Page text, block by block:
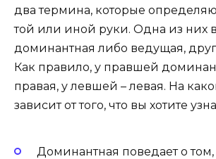
два термина, которые
той или иной руки. Одна из них
доминантная либо ведущая,
Как правило, у правшей
правая, у левшей – левая. На
зависит от того, что вы хотите
Доминантная поведает о том,